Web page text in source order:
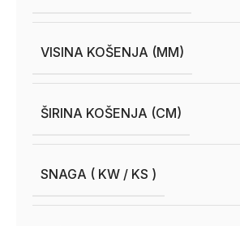
VISINA KOŠENJA (MM)
ŠIRINA KOŠENJA (CM)
SNAGA ( KW / KS )